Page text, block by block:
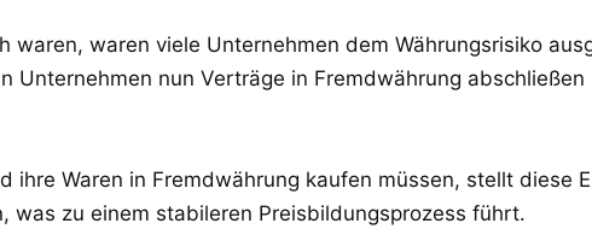
waren, waren viele Unternehmen dem Währungsrisiko
Unternehmen nun Verträge in Fremdwährung abschließen
Waren in Fremdwährung kaufen müssen, stellt diese
was zu einem stabileren Preisbildungsprozess führt.